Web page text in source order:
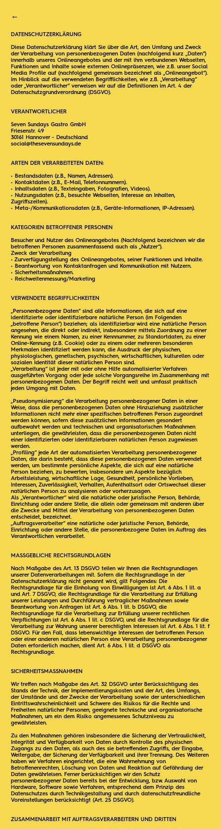
←
DATENSCHUTZERKLÄRUNG
Diese Datenschutzerklärung klärt Sie über die Art, den Umfang und Zweck
der Verarbeitung von personenbezogenen Daten (nachfolgend kurz „Daten“)
innerhalb unseres Onlineangebotes und der mit ihm verbundenen Webseiten,
Funktionen und Inhalte sowie externen Onlinepräsenzen, wie z.B. unser Social
Media Profile auf (nachfolgend gemeinsam bezeichnet als „Onlineangebot“).
Im Hinblick auf die verwendeten Begrifflichkeiten, wie z.B. „Verarbeitung“
oder „Verantwortlicher“ verweisen wir auf die Definitionen im Art. 4 der
Datenschutzgrundverordnung (DSGVO).
VERANTWORTLICHER
Seven Sundays Gastro GmbH
Friesenstr. 49
30161 Hannover - Deutschland
social@thesevensundays.de
ARTEN DER VERARBEITETEN DATEN:
• Bestandsdaten (z.B., Namen, Adressen).
• Kontaktdaten (z.B., E-Mail, Telefonnummern).
• Inhaltsdaten (z.B., Texteingaben, Fotografien, Videos).
• Nutzungsdaten (z.B., besuchte Webseiten, Interesse an Inhalten,
Zugriffszeiten).
• Meta-/Kommunikationsdaten (z.B., Geräte-Informationen, IP-Adressen).
KATEGORIEN BETROFFENER PERSONEN
Besucher und Nutzer des Onlineangebotes (Nachfolgend bezeichnen wir die
betroffenen Personen zusammenfassend auch als „Nutzer“).
Zweck der Verarbeitung
• Zurverfügungstellung des Onlineangebotes, seiner Funktionen und Inhalte.
• Beantwortung von Kontaktanfragen und Kommunikation mit Nutzern.
• Sicherheitsmaßnahmen.
• Reichweitenmessung/Marketing
VERWENDETE BEGRIFFLICHKEITEN
„Personenbezogene Daten“ sind alle Informationen, die sich auf eine
identifizierte oder identifizierbare natürliche Person (im Folgenden
„betroffene Person“) beziehen; als identifizierbar wird eine natürliche Person
angesehen, die direkt oder indirekt, insbesondere mittels Zuordnung zu einer
Kennung wie einem Namen, zu einer Kennnummer, zu Standortdaten, zu einer
Online-Kennung (z.B. Cookie) oder zu einem oder mehreren besonderen
Merkmalen identifiziert werden kann, die Ausdruck der physischen,
physiologischen, genetischen, psychischen, wirtschaftlichen, kulturellen oder
sozialen Identität dieser natürlichen Person sind.
„Verarbeitung“ ist jeder mit oder ohne Hilfe automatisierter Verfahren
ausgeführten Vorgang oder jede solche Vorgangsreihe im Zusammenhang mit
personenbezogenen Daten. Der Begriff reicht weit und umfasst praktisch
jeden Umgang mit Daten.
„Pseudonymisierung“ die Verarbeitung personenbezogener Daten in einer
Weise, dass die personenbezogenen Daten ohne Hinzuziehung zusätzlicher
Informationen nicht mehr einer spezifischen betroffenen Person zugeordnet
werden können, sofern diese zusätzlichen Informationen gesondert
aufbewahrt werden und technischen und organisatorischen Maßnahmen
unterliegen, die gewährleisten, dass die personenbezogenen Daten nicht
einer identifizierten oder identifizierbaren natürlichen Person zugewiesen
werden.
„Profiling“ jede Art der automatisierten Verarbeitung personenbezogener
Daten, die darin besteht, dass diese personenbezogenen Daten verwendet
werden, um bestimmte persönliche Aspekte, die sich auf eine natürliche
Person beziehen, zu bewerten, insbesondere um Aspekte bezüglich
Arbeitsleistung, wirtschaftliche Lage, Gesundheit, persönliche Vorlieben,
Interessen, Zuverlässigkeit, Verhalten, Aufenthaltsort oder Ortswechsel dieser
natürlichen Person zu analysieren oder vorherzusagen.
Als „Verantwortlicher“ wird die natürliche oder juristische Person, Behörde,
Einrichtung oder andere Stelle, die allein oder gemeinsam mit anderen über
die Zwecke und Mittel der Verarbeitung von personenbezogenen Daten
entscheidet, bezeichnet.
„Auftragsverarbeiter“ eine natürliche oder juristische Person, Behörde,
Einrichtung oder andere Stelle, die personenbezogene Daten im Auftrag des
Verantwortlichen verarbeitet.
MASSGEBLICHE RECHTSGRUNDLAGEN
Nach Maßgabe des Art. 13 DSGVO teilen wir Ihnen die Rechtsgrundlagen
unserer Datenverarbeitungen mit. Sofern die Rechtsgrundlage in der
Datenschutzerklärung nicht genannt wird, gilt Folgendes: Die
Rechtsgrundlage für die Einholung von Einwilligungen ist Art. 6 Abs. 1 lit. a
und Art. 7 DSGVO, die Rechtsgrundlage für die Verarbeitung zur Erfüllung
unserer Leistungen und Durchführung vertraglicher Maßnahmen sowie
Beantwortung von Anfragen ist Art. 6 Abs. 1 lit. b DSGVO, die
Rechtsgrundlage für die Verarbeitung zur Erfüllung unserer rechtlichen
Verpflichtungen ist Art. 6 Abs. 1 lit. c DSGVO, und die Rechtsgrundlage für die
Verarbeitung zur Wahrung unserer berechtigten Interessen ist Art. 6 Abs. 1 lit. f
DSGVO. Für den Fall, dass lebenswichtige Interessen der betroffenen Person
oder einer anderen natürlichen Person eine Verarbeitung personenbezogener
Daten erforderlich machen, dient Art. 6 Abs. 1 lit. d DSGVO als
Rechtsgrundlage.
SICHERHEITSMASSNAHMEN
Wir treffen nach Maßgabe des Art. 32 DSGVO unter Berücksichtigung des
Stands der Technik, der Implementierungskosten und der Art, des Umfangs,
der Umstände und der Zwecke der Verarbeitung sowie der unterschiedlichen
Eintrittswahrscheinlichkeit und Schwere des Risikos für die Rechte und
Freiheiten natürlicher Personen, geeignete technische und organisatorische
Maßnahmen, um ein dem Risiko angemessenes Schutzniveau zu
gewährleisten.
Zu den Maßnahmen gehören insbesondere die Sicherung der Vertraulichkeit,
Integrität und Verfügbarkeit von Daten durch Kontrolle des physischen
Zugangs zu den Daten, als auch des sie betreffenden Zugriffs, der Eingabe,
Weitergabe, der Sicherung der Verfügbarkeit und ihrer Trennung. Des Weiteren
haben wir Verfahren eingerichtet, die eine Wahrnehmung von
Betroffenenrechten, Löschung von Daten und Reaktion auf Gefährdung der
Daten gewährleisen. Ferner berücksichtigen wir den Schutz
personenbezogener Daten bereits bei der Entwicklung, bzw. Auswahl von
Hardware, Software sowie Verfahren, entsprechend dem Prinzip des
Datenschutzes durch Technikgestaltung und durch datenschutzfreundliche
Voreinstellungen berücksichtigt (Art. 25 DSGVO).
ZUSAMMENARBEIT MIT AUFTRAGSVERARBEITERN UND DRITTEN